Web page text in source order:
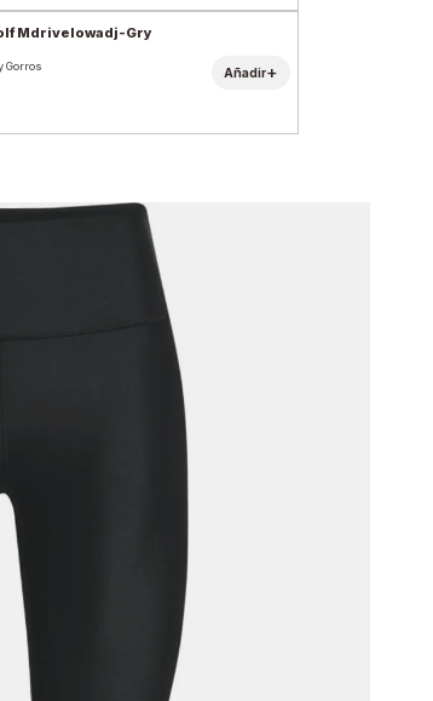
Mdrivelowadj-Gry
Gorros Añadir+